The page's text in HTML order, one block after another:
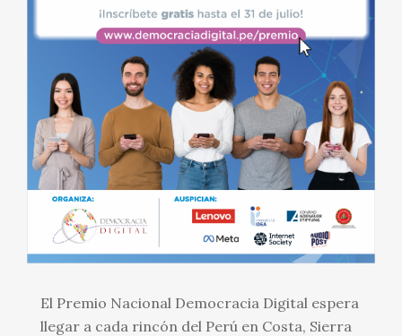
El Premio Nacional Democracia Digital espera
llegar a cada rincón del Perú en Costa, Sierra